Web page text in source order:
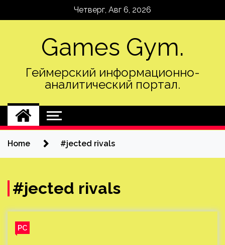
Четверг, Авг 6, 2026
Games Gym.
Геймерский информационно-
аналитический портал.
Home #jected rivals
#jected rivals
PC